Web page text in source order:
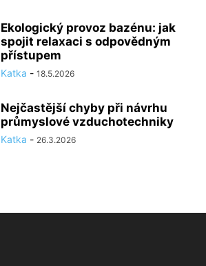
Ekologický provoz bazénu: jak
spojit relaxaci s odpovědným
přístupem
Katka - 18.5.2026
Nejčastější chyby při návrhu
průmyslové vzduchotechniky
Katka - 26.3.2026